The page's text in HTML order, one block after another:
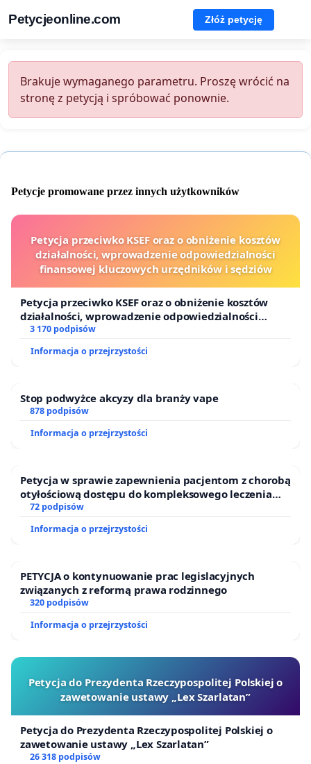
Petycjeonline.com Złóż petycję
Brakuje wymaganego parametru. Proszę wrócić na
stronę z petycją i spróbować ponownie.
Petycje promowane przez innych użytkowników
Petycja przeciwko KSEF oraz o obniżenie kosztów
działalności, wprowadzenie odpowiedzialności
finansowej kluczowych urzędników i sędziów
Petycja przeciwko KSEF oraz o obniżenie kosztów
działalności, wprowadzenie odpowiedzialności
finansowej kluczowych urzędników i sędziów
3 170 podpisów
Informacja o przejrzystości
Stop podwyżce akcyzy dla branży vape
878 podpisów
Informacja o przejrzystości
Petycja w sprawie zapewnienia pacjentom z chorobą
otyłościową dostępu do kompleksowego leczenia
oraz programów profilaktycznych.
72 podpisów
Informacja o przejrzystości
PETYCJA o kontynuowanie prac legislacyjnych
związanych z reformą prawa rodzinnego
320 podpisów
Informacja o przejrzystości
Petycja do Prezydenta Rzeczypospolitej Polskiej o
zawetowanie ustawy „Lex Szarlatan”
Petycja do Prezydenta Rzeczypospolitej Polskiej o
zawetowanie ustawy „Lex Szarlatan”
26 318 podpisów